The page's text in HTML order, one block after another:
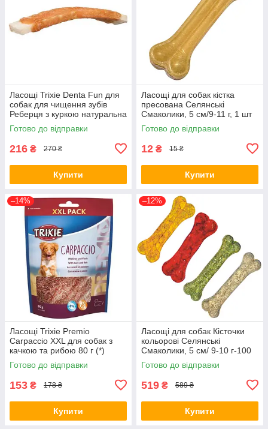
Ласощі Trixie Denta Fun для
собак для чищення зубів
Реберця з куркою натуральна
шкіра 12 см 90 г 3 шт/уп (*)
Готово до відправки
216 ₴ 270 ₴
Купити
Ласощі для собак кістка
пресована Селянські
Смаколики, 5 см/9-11 г, 1 шт
Готово до відправки
12 ₴ 15 ₴
Купити
–14%
Ласощі Trixie Premio
Carpaccio XXL для собак з
качкою та рибою 80 г (*)
Готово до відправки
153 ₴ 178 ₴
Купити
–12%
Ласощі для собак Кісточки
кольорові Селянські
Смаколики, 5 см/ 9-10 г-100
шт/уп (*)
Готово до відправки
519 ₴ 589 ₴
Купити